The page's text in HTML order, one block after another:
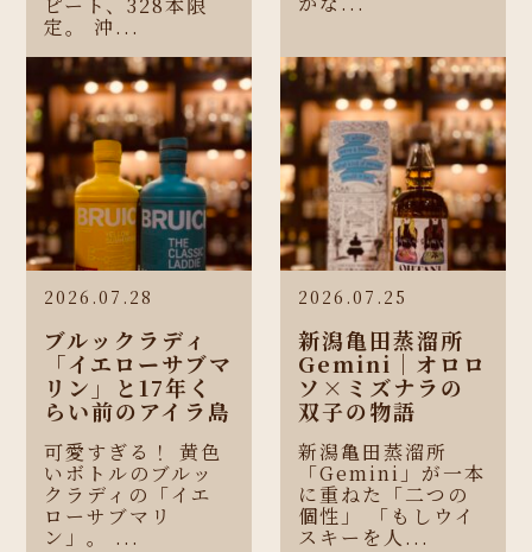
定。 沖...
2026.07.28
ブルックラディ
「イエローサブマ
リン」と17年く
らい前のアイラ島
可愛すぎる！ 黄色
いボトルのブルッ
クラディの「イエ
ローサブマリ
ン」。 ...
2026.07.25
新潟亀田蒸溜所
Gemini｜オロロ
ソ×ミズナラの
双子の物語
新潟亀田蒸溜所
「Gemini」が一本
に重ねた「二つの
個性」 「もしウイ
スキーを人...